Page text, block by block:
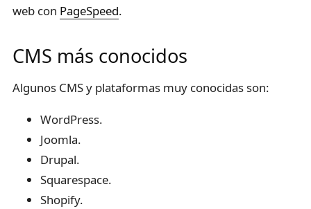
web con PageSpeed.
CMS más conocidos
Algunos CMS y plataformas muy conocidas son:
WordPress.
Joomla.
Drupal.
Squarespace.
Shopify.